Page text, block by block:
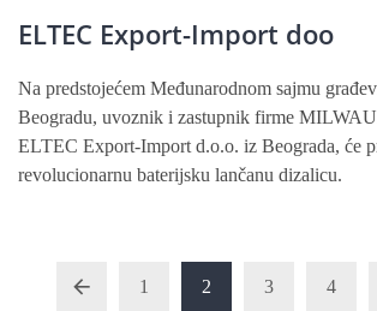
ELTEC Export-Import doo
Na predstojećem Međunarodnom sajmu
Beogradu, uvoznik i zastupnik firme
ELTEC Export-Import d.o.o. iz Beograda, će
revolucionarnu baterijsku lančanu dizalicu.
1 2 3 4